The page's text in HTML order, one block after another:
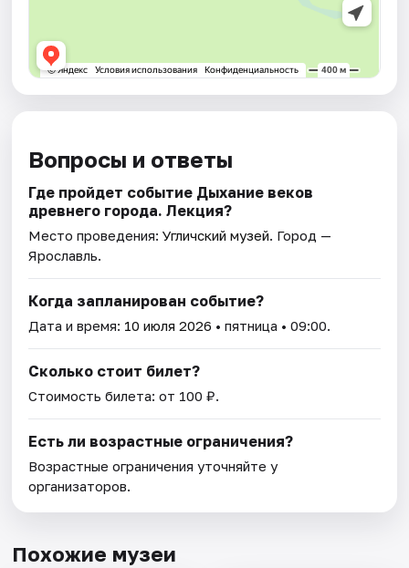
Вопросы и ответы
Где пройдет событие Дыхание веков
древнего города. Лекция?
Место проведения:Угличский музей. Город —
Ярославль.
Когда запланирован событие?
Дата и время: 10 июля 2026 • пятница • 09:00.
Сколько стоит билет?
Стоимость билета: от 100 ₽.
Есть ли возрастные ограничения?
Возрастные ограничения уточняйте у
организаторов.
Похожие музеи